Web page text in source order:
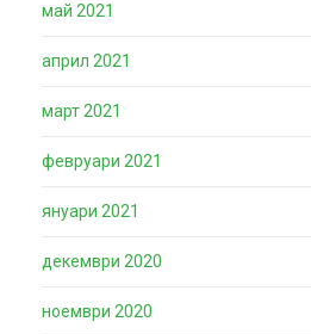
май 2021
април 2021
март 2021
февруари 2021
януари 2021
декември 2020
ноември 2020